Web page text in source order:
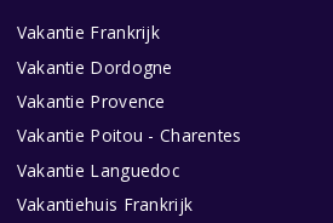
Vakantie Frankrijk
Vakantie Dordogne
Vakantie Provence
Vakantie Poitou - Charentes
Vakantie Languedoc
Vakantiehuis Frankrijk